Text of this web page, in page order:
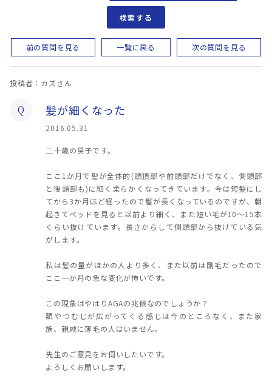
検索する
前の質問を見る 一覧に戻る 次の質問を見る
投稿者：カズさん
Q 髪が細くなった
2016.05.31
二十歳の男子です。
ここ1か月で髪が全体的(頭頂部や前頭部だけでなく、側頭部
と後頭部も)に細く柔らかくなってきています。今は短髪にし
てから3か月ほど経ったので髪が長くなっているのですが、朝
起きてベッドを見ると以前より細く、また短い毛が10〜15本
くらい抜けています。長さからして側頭部から抜けている気
がします。
私は髪の量がほかの人より多く、また以前は剛毛だったので
ここ一か月の急な変化が怖いです。
この現象はやはりAGAの兆候なのでしょうか？
額やつむじが広がってくる感じは今のところなく、また家
族、親戚に薄毛の人はいません。
先生のご意見をお伺いしたいです。
よろしくお願いします。